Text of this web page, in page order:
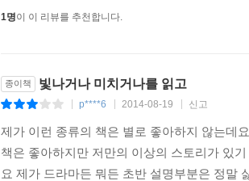
1명이 이 리뷰를 추천합니다.
종이책 빛나거나 미치거나를 읽고
p****6 2014-08-19 신고
제가 이런 종류의 책은 별로 좋아하지 않는데
책은 좋아하지만 저만의 이상의 스토리가 있
요 제가 드라마든 뭐든 초반 설명부분은 정말